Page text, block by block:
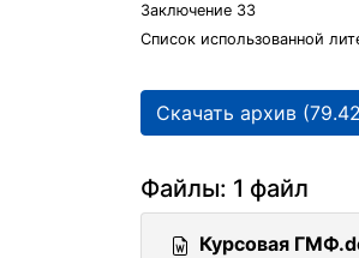
Заключение 33
Список использованной
Скачать архив
Файлы: 1 файл
Курсовая